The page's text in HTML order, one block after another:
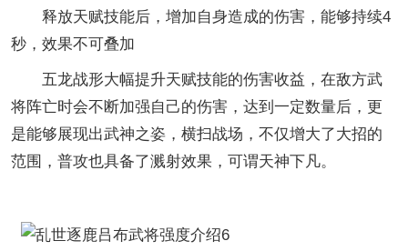
释放天赋技能后，增加自身造成的伤害，能够持续4
秒，效果不可叠加
五龙战形大幅提升天赋技能的伤害收益，在敌方武
将阵亡时会不断加强自己的伤害，达到一定数量后，更
是能够展现出武神之姿，横扫战场，不仅增大了大招的
范围，普攻也具备了溅射效果，可谓天神下凡。